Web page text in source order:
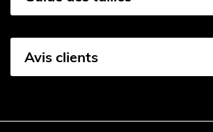
Avis clients